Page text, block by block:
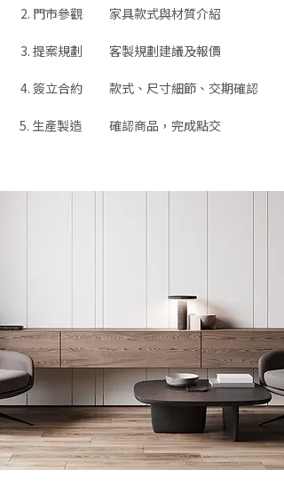
門市參觀
提案規劃
簽立合約
生產製造
家具款式與材質介紹
客製規劃建議及報價
款式、尺寸細節、交期確認
確認商品，完成點交